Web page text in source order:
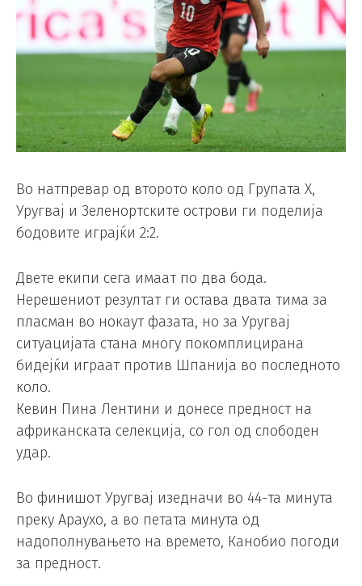
Во натпревар од второто коло од Групата Х,
Уругвај и Зеленортските острови ги поделија
бодовите играјќи 2:2.
Двете екипи сега имаат по два бода.
Нерешениот резултат ги остава двата тима за
пласман во нокаут фазата, но за Уругвај
ситуацијата стана многу покомплицирана
бидејќи играат против Шпанија во последното
коло.
Кевин Пина Лентини и донесе предност на
африканската селекција, со гол од слободен
удар.
Во финишот Уругвај изедначи во 44-та минута
преку Араухо, а во петата минута од
надополнувањето на времето, Канобио погоди
за предност.